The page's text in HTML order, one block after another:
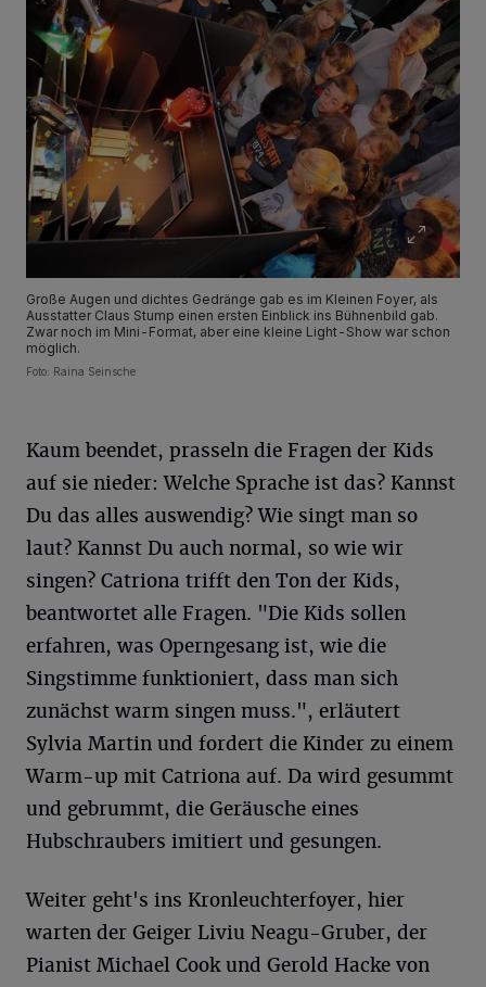
Große Augen und dichtes Gedränge gab es im Kleinen Foyer, als
Ausstatter Claus Stump einen ersten Einblick ins Bühnenbild gab.
Zwar noch im Mini-Format, aber eine kleine Light-Show war schon
möglich.
Foto: Raina Seinsche
Kaum beendet, prasseln die Fragen der Kids
auf sie nieder: Welche Sprache ist das? Kannst
Du das alles auswendig? Wie singt man so
laut? Kannst Du auch normal, so wie wir
singen? Catriona trifft den Ton der Kids,
beantwortet alle Fragen. "Die Kids sollen
erfahren, was Operngesang ist, wie die
Singstimme funktioniert, dass man sich
zunächst warm singen muss.", erläutert
Sylvia Martin und fordert die Kinder zu einem
Warm-up mit Catriona auf. Da wird gesummt
und gebrummt, die Geräusche eines
Hubschraubers imitiert und gesungen.
Weiter geht's ins Kronleuchterfoyer, hier
warten der Geiger Liviu Neagu-Gruber, der
Pianist Michael Cook und Gerold Hacke von